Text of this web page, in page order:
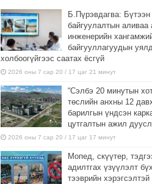
Б.Пүрэвдагва: Бүтээн
байгуулалтын аливаа
инженерийн
байгууллагуудын
холбоогүйгээс саатах ёсгүй
2026 оны 7 сар 20 / 17 цаг 21 минут
“Сэлбэ 20 минутын
төслийн анхны 12
барилгын үндсэн
цутгалтын ажил
2026 оны 7 сар 20 / 17 цаг 17 минут
Мопед, скүүтер,
адилтгах үзүүлэлт
тээврийн хэрэгсэлтэй